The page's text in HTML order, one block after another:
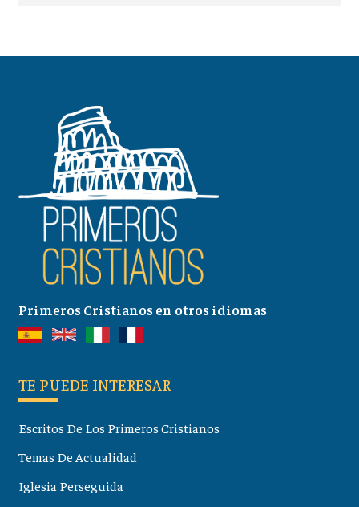
Primeros Cristianos en otros idiomas
TE PUEDE INTERESAR
Escritos De Los Primeros Cristianos
Temas De Actualidad
Iglesia Perseguida